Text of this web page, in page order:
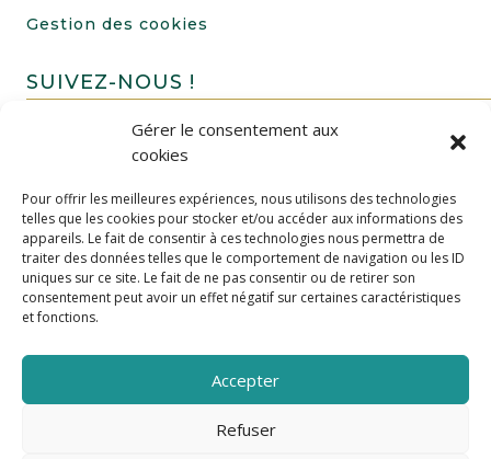
Gérer le consentement aux
cookies
Pour offrir les meilleures expériences, nous utilisons des technologies
telles que les cookies pour stocker et/ou accéder aux informations des
appareils. Le fait de consentir à ces technologies nous permettra de
traiter des données telles que le comportement de navigation ou les ID
uniques sur ce site. Le fait de ne pas consentir ou de retirer son
consentement peut avoir un effet négatif sur certaines caractéristiques
et fonctions.
Accepter
Refuser
Gestion des cookies
SUIVEZ-NOUS !
FAIRE UN DON